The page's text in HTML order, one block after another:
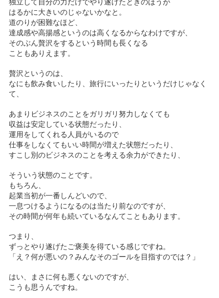
独立して自分の力だけでやり遂げたときのほうが
はるかに大きいのじゃないかなと。
道のりが困難なほど、
達成感や高揚感というのは高くなるからなわけですが、
そのぶん贅沢をするという時間も長くなる
こともありえます。
贅沢というのは、
なにも飲み食いしたり、旅行にいったりというだけじゃなく
て、
あまりビジネスのことをガリガリ努力しなくても
収益は安定している状態だったり、
運用をしてくれる人員がいるので
仕事をしなくてもいい時間が増えた状態だったり、
すこし別のビジネスのことを考える余力ができたり、
そういう状態のことです。
もちろん、
起業当初が一番しんどいので、
一息つけるようになるのは当たり前なのですが、
その時間が何年も続いているなんてこともあります。
つまり、
ずっとやり遂げたご褒美を得ている感じですね。
「え？何が悪いの？みんなそのゴールを目指すのでは？」
はい、まさに何も悪くないのですが、
こうも思うんですね。